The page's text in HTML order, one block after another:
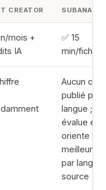
CREATOR SUBANANA
mois +
IA
✅ 15
min/fichier
Aucun
publié par
langue ;
évalue et
oriente
meilleur
par langue
source